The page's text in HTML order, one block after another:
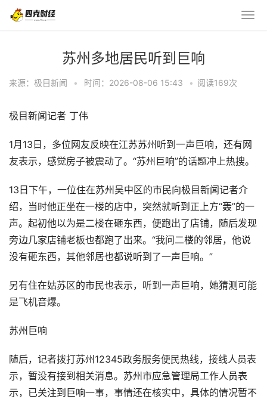
苏州多地居民听到巨响
来源：极目新闻 • 时间：2026-08-06 15:43 • 阅读169次
极目新闻记者 丁伟
1月13日，多位网友反映在江苏苏州听到一声巨响，还有网
友表示，感觉房子被震动了。“苏州巨响”的话题冲上热搜。
13日下午，一位住在苏州吴中区的市民向极目新闻记者介
绍，当时他正坐在一楼的店中，突然就听到正上方“轰”的一
声。起初他以为是二楼在砸东西，便跑出了店铺，随后发现
旁边几家店铺老板也都跑了出来。“我问二楼的邻居，他说
没有砸东西，其他邻居也都说听到了一声巨响。”
另有住在姑苏区的市民也表示，听到一声巨响，她猜测可能
是飞机音爆。
苏州巨响
随后，记者拨打苏州12345政务服务便民热线，接线人员表
示，暂没有接到相关消息。苏州市应急管理局工作人员表
示，已关注到巨响一事，事情还在核实中，具体的情况暂不